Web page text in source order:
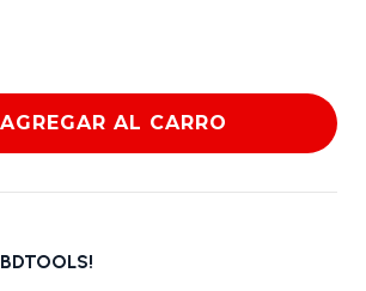
AGREGAR AL CARRO